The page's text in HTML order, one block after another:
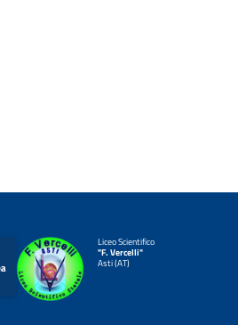
Liceo Scientifico
"F. Vercelli"
Asti (AT)